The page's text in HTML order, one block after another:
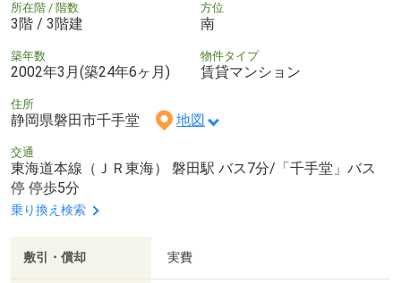
所在階 / 階数
3階 / 3階建
方位
南
築年数
2002年3月(築24年6ヶ月)
物件タイプ
賃貸マンション
住所
静岡県磐田市千手堂 地図
交通
東海道本線（ＪＲ東海） 磐田駅 バス7分/「千手堂」バス
停 停歩5分
乗り換え検索
敷引・償却 実費